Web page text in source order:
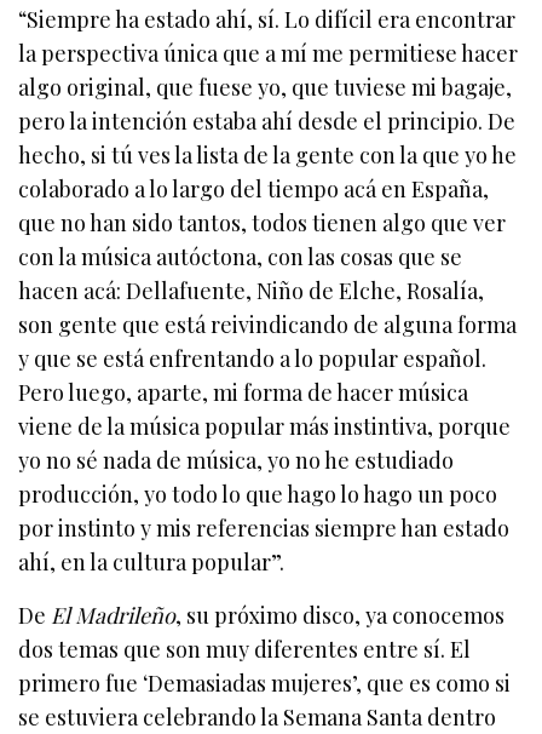
“Siempre ha estado ahí, sí. Lo difícil era encontrar
la perspectiva única que a mí me permitiese hacer
algo original, que fuese yo, que tuviese mi bagaje,
pero la intención estaba ahí desde el principio. De
hecho, si tú ves la lista de la gente con la que yo he
colaborado a lo largo del tiempo acá en España,
que no han sido tantos, todos tienen algo que ver
con la música autóctona, con las cosas que se
hacen acá: Dellafuente, Niño de Elche, Rosalía,
son gente que está reivindicando de alguna forma
y que se está enfrentando a lo popular español.
Pero luego, aparte, mi forma de hacer música
viene de la música popular más instintiva, porque
yo no sé nada de música, yo no he estudiado
producción, yo todo lo que hago lo hago un poco
por instinto y mis referencias siempre han estado
ahí, en la cultura popular”.
De El Madrileño, su próximo disco, ya conocemos
dos temas que son muy diferentes entre sí. El
primero fue ‘Demasiadas mujeres’, que es como si
se estuviera celebrando la Semana Santa dentro